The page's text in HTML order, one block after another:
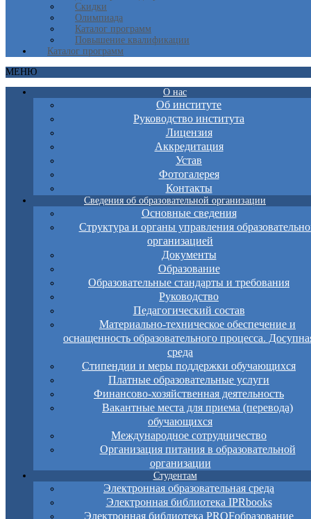
Скидки
Олимпиада
Каталог программ
Повышение квалификации
Каталог программ
МЕНЮ
О нас
Об институте
Руководство института
Лицензия
Аккредитация
Устав
Фотогалерея
Контакты
Сведения об образовательной организации
Основные сведения
Структура и органы управления
организацией
Документы
Образование
Образовательные стандарты и требования
Руководство
Педагогический состав
Материально-техническое обеспечение и
оснащенность образовательного процесса.
среда
Стипендии и меры поддержки обучающихся
Платные образовательные услуги
Финансово-хозяйственная деятельность
Вакантные места для приема (перевода)
обучающихся
Международное сотрудничество
Организация питания в образовательной
организации
Студентам
Электронная образовательная среда
Электронная библиотека IPRbooks
Электронная библиотека PROFобразование